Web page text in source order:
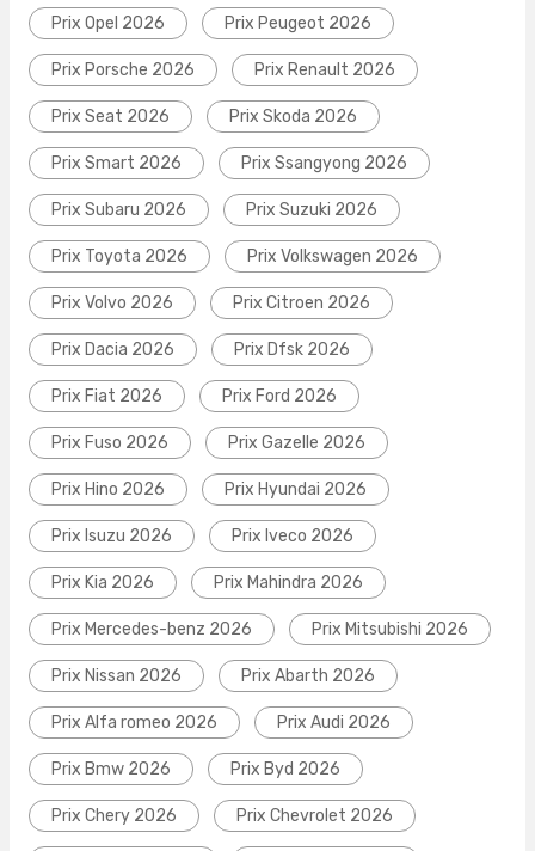
Prix Opel 2026 Prix Peugeot 2026
Prix Porsche 2026 Prix Renault 2026
Prix Seat 2026 Prix Skoda 2026
Prix Smart 2026 Prix Ssangyong 2026
Prix Subaru 2026 Prix Suzuki 2026
Prix Toyota 2026 Prix Volkswagen 2026
Prix Volvo 2026 Prix Citroen 2026
Prix Dacia 2026 Prix Dfsk 2026
Prix Fiat 2026 Prix Ford 2026
Prix Fuso 2026 Prix Gazelle 2026
Prix Hino 2026 Prix Hyundai 2026
Prix Isuzu 2026 Prix Iveco 2026
Prix Kia 2026 Prix Mahindra 2026
Prix Mercedes-benz 2026 Prix Mitsubishi 2026
Prix Nissan 2026 Prix Abarth 2026
Prix Alfa romeo 2026 Prix Audi 2026
Prix Bmw 2026 Prix Byd 2026
Prix Chery 2026 Prix Chevrolet 2026